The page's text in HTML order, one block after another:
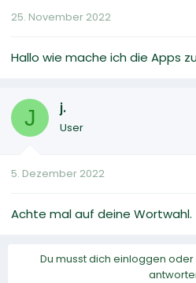
25. November 2022
Hallo wie mache ich die Apps
J j.
User
5. Dezember 2022
Achte mal auf deine Wortwahl.
Du musst dich einloggen